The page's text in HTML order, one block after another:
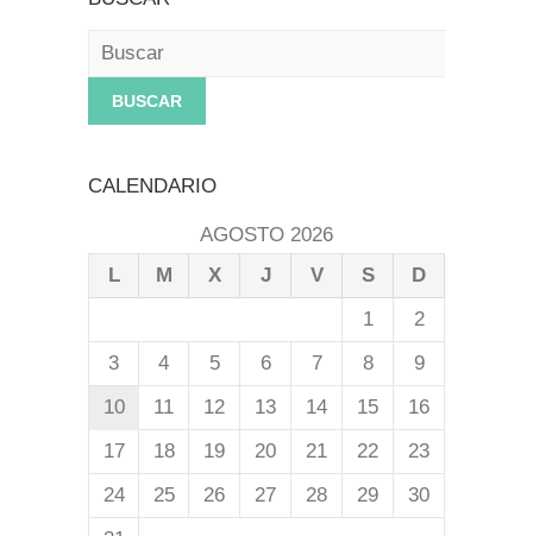
Buscar
CALENDARIO
AGOSTO 2026
L
M X J V S
D
1
2
3
4 5 6 7 8
9
10
11 12 13 14 15
16
17
18 19 20 21 22
23
24
25 26 27 28 29
30